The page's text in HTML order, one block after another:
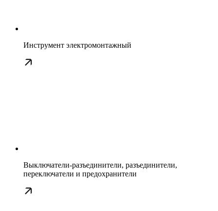
Инструмент электромонтажный
Выключатели-разъединители, разъединители,
переключатели и предохранители